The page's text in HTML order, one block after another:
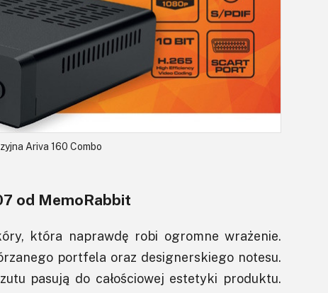
Ariva 160 Combo
od MemoRabbit
która naprawdę robi ogromne wrażenie.
portfela oraz designerskiego notesu.
pasują do całościowej estetyki produktu.